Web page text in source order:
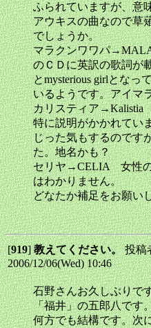
ふられていますが、意
アウキスの曲なので草
でしょうか。
マラクンワワパ
のＣＤに英訳の歌詞が
とmysterious girlとなっ
いるようです。アイマ
カリスティア→Kalistia
特に説明がかかれてい
じった気もするのです
た。地名かも？
セリヤ→CELIA 女性の
はわかりません。
どなたか補足をお願い
[919]教えてください。投稿
2006/12/06(Wed) 10:46
石野さんお久しぶりで
「福井」の五郎八です
何方でも結構です。次